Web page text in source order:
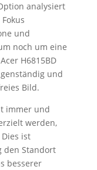
analysiert
und
noch um eine
H6815BD
und
Bild.
immer und
werden,
ist
den Standort
besserer